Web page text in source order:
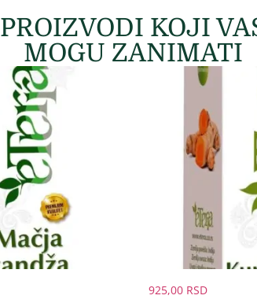
PROIZVODI KOJI
MOGU ZANIMATI
925,00 RSD